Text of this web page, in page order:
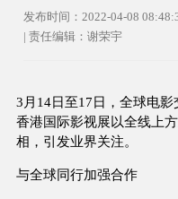
发布时间：2022-04-08
| 责任编辑：谢荣宇
3月14日至17日，全球电
香港国际影视展以全线上
相，引发业界关注。
与全球同行加强合作